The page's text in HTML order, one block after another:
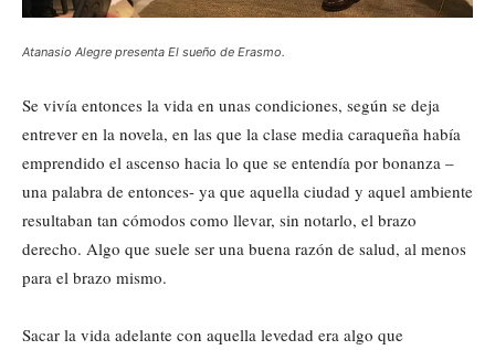
Atanasio Alegre presenta El sueño de Erasmo.
Se vivía entonces la vida en unas condiciones, según se deja
entrever en la novela, en las que la clase media caraqueña había
emprendido el ascenso hacia lo que se entendía por bonanza –
una palabra de entonces- ya que aquella ciudad y aquel ambiente
resultaban tan cómodos como llevar, sin notarlo, el brazo
derecho. Algo que suele ser una buena razón de salud, al menos
para el brazo mismo.
Sacar la vida adelante con aquella levedad era algo que